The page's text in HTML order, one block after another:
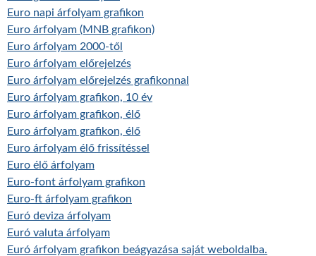
Euro napi árfolyam grafikon
Euro árfolyam (MNB grafikon)
Euro árfolyam 2000-től
Euro árfolyam előrejelzés
Euro árfolyam előrejelzés grafikonnal
Euro árfolyam grafikon, 10 év
Euro árfolyam grafikon, élő
Euro árfolyam grafikon, élő
Euro árfolyam élő frissítéssel
Euro élő árfolyam
Euro-font árfolyam grafikon
Euro-ft árfolyam grafikon
Euró deviza árfolyam
Euró valuta árfolyam
Euró árfolyam grafikon beágyazása saját weboldalba.